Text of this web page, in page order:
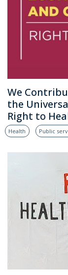
We
the
Right to
Health Public